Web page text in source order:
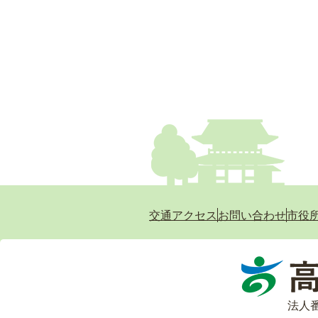
交通アクセス お問い合わせ市役
法人